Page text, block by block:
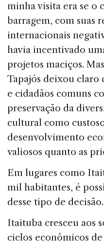
minha visita era se o
barragem, com suas
internacionais
havia incentivado
projetos maciços.
Tapajós deixou claro
e cidadãos comuns
preservação da
cultural como
desenvolvimento
valiosos quanto as
Em lugares como
mil habitantes, é
desse tipo de decisão.
Itaituba cresceu aos
ciclos econômicos